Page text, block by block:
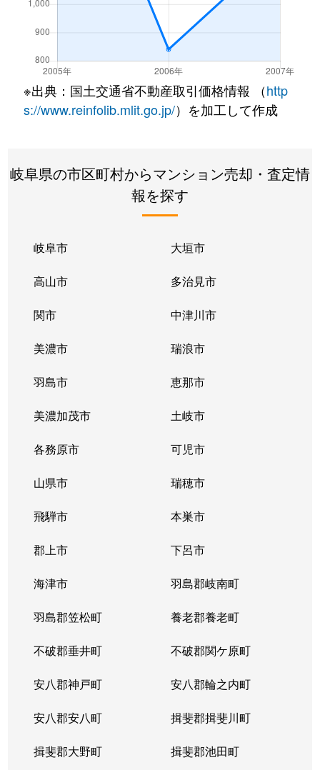
※出典：国土交通省不動産取引価格情報 （http
s://www.reinfolib.mlit.go.jp/）を加工して作成
岐阜県の市区町村からマンション売却・査定情
報を探す
岐阜市 大垣市
高山市 多治見市
関市 中津川市
美濃市 瑞浪市
羽島市 恵那市
美濃加茂市 土岐市
各務原市 可児市
山県市 瑞穂市
飛騨市 本巣市
郡上市 下呂市
海津市 羽島郡岐南町
羽島郡笠松町 養老郡養老町
不破郡垂井町 不破郡関ケ原町
安八郡神戸町 安八郡輪之内町
安八郡安八町 揖斐郡揖斐川町
揖斐郡大野町 揖斐郡池田町